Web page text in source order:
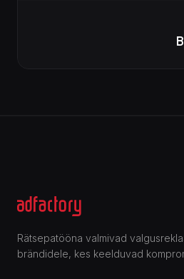
Rätsepatööna valmivad
brändidele, kes keelduvad